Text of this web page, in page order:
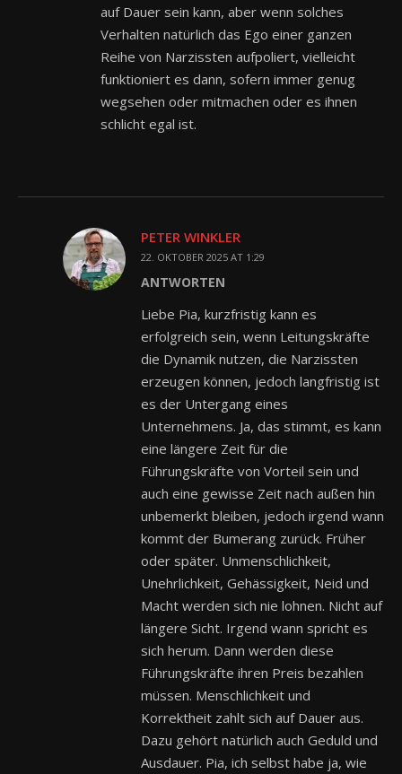
auf Dauer sein kann, aber wenn solches
Verhalten natürlich das Ego einer ganzen
Reihe von Narzissten aufpoliert, vielleicht
funktioniert es dann, sofern immer genug
wegsehen oder mitmachen oder es ihnen
schlicht egal ist.
PETER WINKLER
22. OKTOBER 2025 AT 1:29
ANTWORTEN
Liebe Pia, kurzfristig kann es
erfolgreich sein, wenn Leitungskräfte
die Dynamik nutzen, die Narzissten
erzeugen können, jedoch langfristig ist
es der Untergang eines
Unternehmens. Ja, das stimmt, es kann
eine längere Zeit für die
Führungskräfte von Vorteil sein und
auch eine gewisse Zeit nach außen hin
unbemerkt bleiben, jedoch irgend wann
kommt der Bumerang zurück. Früher
oder später. Unmenschlichkeit,
Unehrlichkeit, Gehässigkeit, Neid und
Macht werden sich nie lohnen. Nicht auf
längere Sicht. Irgend wann spricht es
sich herum. Dann werden diese
Führungskräfte ihren Preis bezahlen
müssen. Menschlichkeit und
Korrektheit zahlt sich auf Dauer aus.
Dazu gehört natürlich auch Geduld und
Ausdauer. Pia, ich selbst habe ja, wie